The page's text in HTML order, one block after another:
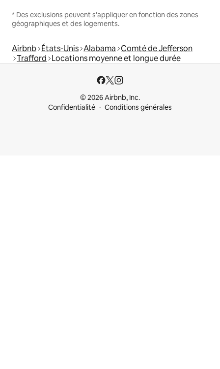
* Des exclusions peuvent s'appliquer en fonction des zones
géographiques et des logements.
Airbnb États-Unis Alabama Comté de Jefferson
Trafford Locations moyenne et longue durée
© 2026 Airbnb, Inc.
Confidentialité
Conditions générales